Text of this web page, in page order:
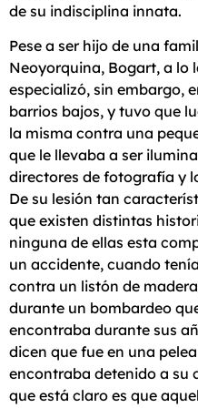
de su indisciplina innata.
Pese a ser hijo de una
Neoyorquina, Bogart, a lo
especializó, sin embargo,
barrios bajos, y tuvo que
la misma contra una
que le llevaba a ser
directores de fotografía y
De su lesión tan
que existen distintas
ninguna de ellas esta
un accidente, cuando
contra un listón de
durante un bombardeo
encontraba durante sus
dicen que fue en una
encontraba detenido a su
que está claro es que